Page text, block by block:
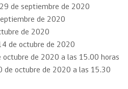
de septiembre de 2020
de 2020
de 2020
de octubre de 2020
de 2020 a las 15.00 horas
de octubre de 2020 a las 15.30